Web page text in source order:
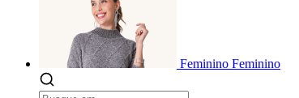
Feminino Feminino